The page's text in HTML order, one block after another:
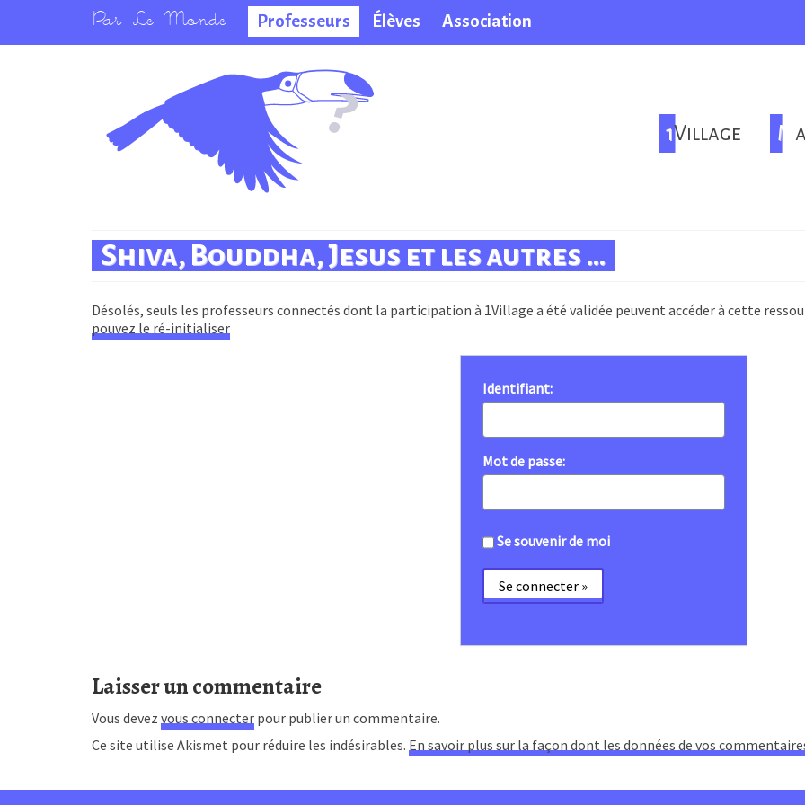
Professeurs Élèves Association
La salle des
professeurs 1Village
Shiva, Bouddha, Jesus et les autres …
Désolés, seuls les professeurs connectés dont la participation à 1Village a été validée peuvent accéder à cette
pouvez le ré-initialiser
Identifiant:
Mot de passe:
Se souvenir de moi
Laisser un commentaire
Vous devez vous connecter pour publier un commentaire.
Ce site utilise Akismet pour réduire les indésirables. En savoir plus sur la façon dont les données de vos